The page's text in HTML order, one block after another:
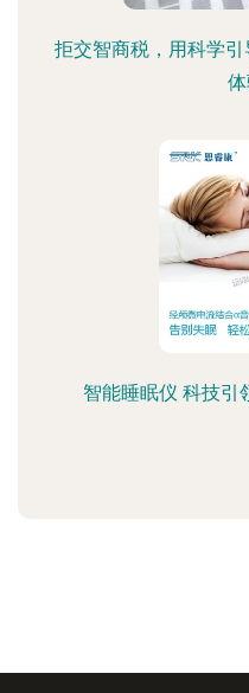
拒交智商税，用科学
智能睡眠仪 科技引